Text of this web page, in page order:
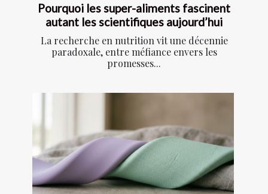
Pourquoi les super-aliments fascinent
autant les scientifiques aujourd’hui
La recherche en nutrition vit une décennie
paradoxale, entre méfiance envers les
promesses...